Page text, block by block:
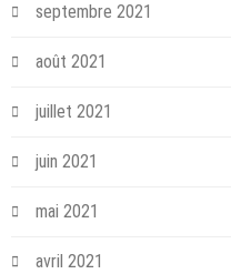
septembre 2021
août 2021
juillet 2021
juin 2021
mai 2021
avril 2021